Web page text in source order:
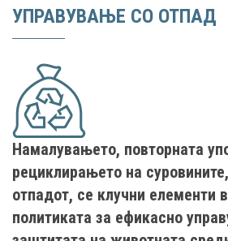
УПРАВУВАЊЕ СО ОТПАД
Намалувањето, повторната
рециклирањето на
отпадот, се клучни елементи
политиката за ефикасно